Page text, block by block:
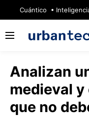
Cuántico
Analizan
medieval
que no